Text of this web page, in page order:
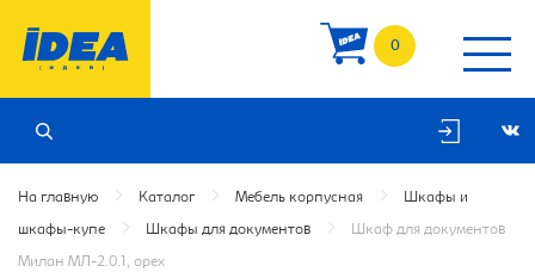
0
На главную Каталог Мебель корпусная Шкафы и
шкафы-купе Шкафы для документов Шкаф для документов
Милан МЛ-2.0.1, орех